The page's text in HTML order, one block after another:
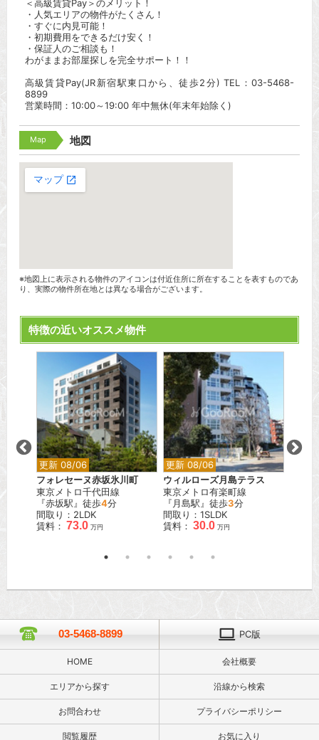
＜高級賃貸Pay＞のメリット！
・人気エリアの物件がたくさん！
・すぐに内見可能！
・初期費用をできるだけ安く！
・保証人のご相談も！
わがままお部屋探しを完全サポート！！
高級賃貸Pay(JR新宿駅東口から、徒歩2分) TEL：03-5468-
8899
営業時間：10:00～19:00 年中無休(年末年始除く)
Map 地図
※地図上に表示される物件のアイコンは付近住所に所在することを表すものであ
り、実際の物件所在地とは異なる場合がございます。
特徴の近いオススメ物件
更新 08/06
フォレセーヌ赤坂氷川町
東京メトロ千代田線
『赤坂駅』徒歩4分
間取り：2LDK
賃料： 73.0 万円
更新 08/06
ウィルローズ月島テラス
東京メトロ有楽町線
『月島駅』徒歩3分
間取り：1SLDK
賃料： 30.0 万円
03-5468-8899 PC版
HOME 会社概要
エリアから探す 沿線から検索
お問合わせ プライバシーポリシー
閲覧履歴 お気に入り